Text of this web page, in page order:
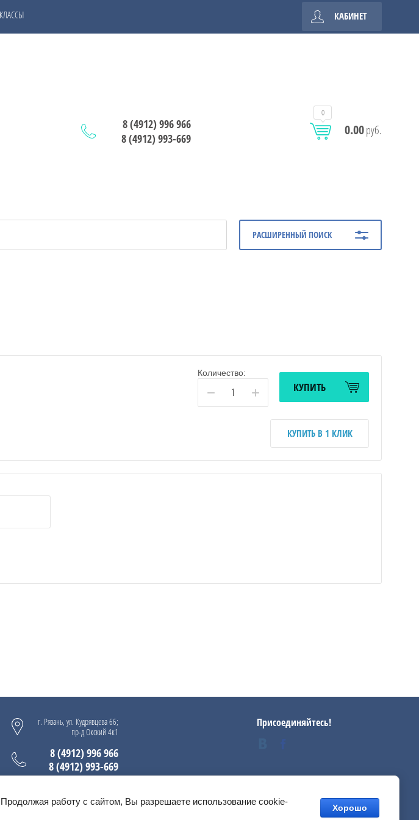
КАБИНЕТ
8 (4912) 996 966
8 (4912) 993-669
0
0.00руб.
РАСШИРЕННЫЙ ПОИСК
Количество:
− + КУПИТЬ
КУПИТЬ В 1 КЛИК
г. Рязань, ул. Кудрявцева 66;
пр-д Окский 4к1
8 (4912) 996 966
8 (4912) 993-669
Присоединяйтесь!
работу с сайтом, Вы разрешаете использование cookie-
Хорошо